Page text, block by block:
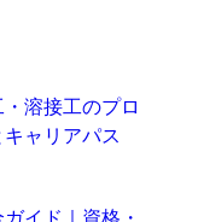
溶接工のプロ
ャリアパス